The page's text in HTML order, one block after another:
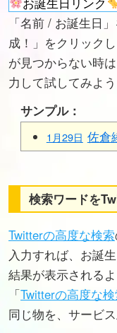
「名前 / お誕生日
成！」をクリック
が見つからない時
力して試してみよう
サンプル：
1月29日 佐倉
検索ワードを
Twitterの高度な検索
入力すれば、お誕
結果が表示される
「Twitterの高度な
同じ物を、サービ